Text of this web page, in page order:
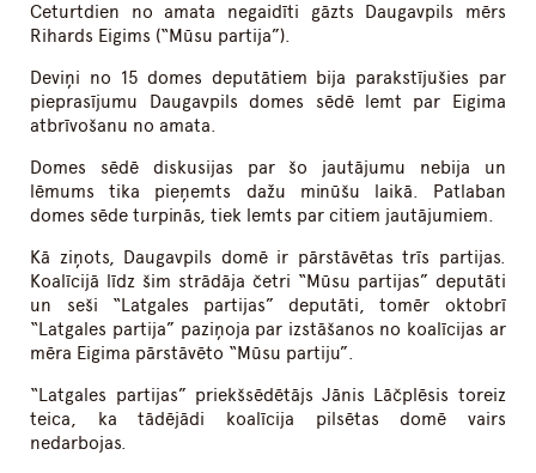
Ceturtdien no amata negaidīti gāzts Daugavpils mērs
Rihards Eigims (“Mūsu partija”).
Deviņi no 15 domes deputātiem bija parakstījušies par
pieprasījumu Daugavpils domes sēdē lemt par Eigima
atbrīvošanu no amata.
Domes sēdē diskusijas par šo jautājumu nebija un
lēmums tika pieņemts dažu minūšu laikā. Patlaban
domes sēde turpinās, tiek lemts par citiem jautājumiem.
Kā ziņots, Daugavpils domē ir pārstāvētas trīs partijas.
Koalīcijā līdz šim strādāja četri “Mūsu partijas” deputāti
un seši “Latgales partijas” deputāti, tomēr oktobrī
“Latgales partija” paziņoja par izstāšanos no koalīcijas ar
mēra Eigima pārstāvēto “Mūsu partiju”.
“Latgales partijas” priekšsēdētājs Jānis Lāčplēsis toreiz
teica, ka tādējādi koalīcija pilsētas domē vairs
nedarbojas.